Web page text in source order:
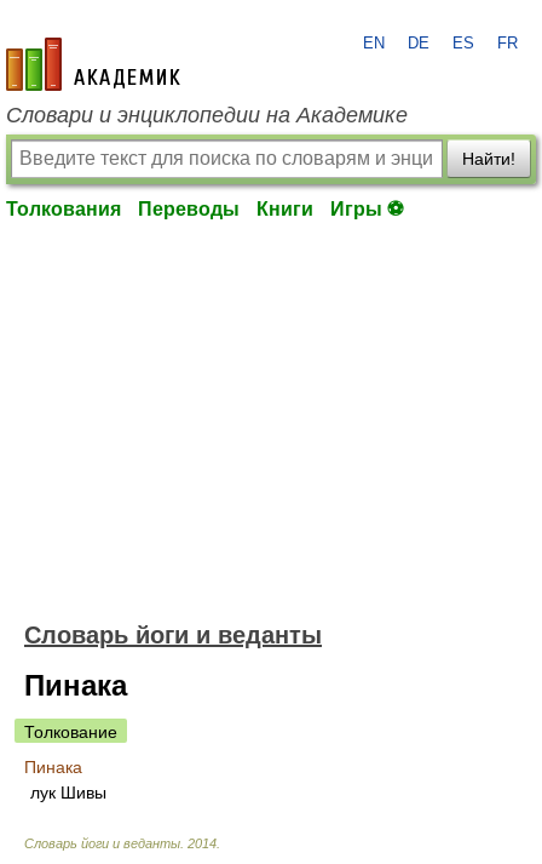
academic.ru
EN DE ES FR
Словари и энциклопедии на Академике
Найти!
Толкования Переводы Книги Игры ⚽
Словарь йоги и веданты
Пинака
Толкование
Пинака
лук Шивы
Словарь йоги и веданты 2014